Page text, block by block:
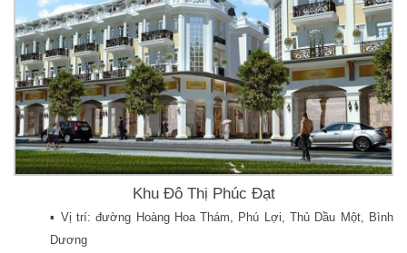
Khu Đô Thị Phúc Đạt
▪️ Vị trí: đường Hoàng Hoa Thám, Phú Lợi, Thủ Dầu Một, Bình
Dương